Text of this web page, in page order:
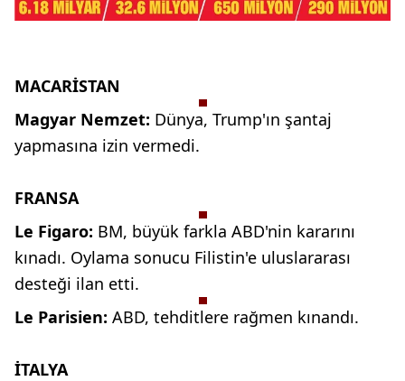
MACARİSTAN
Magyar Nemzet: Dünya, Trump'ın şantaj
yapmasına izin vermedi.
FRANSA
Le Figaro: BM, büyük farkla ABD'nin kararını
kınadı. Oylama sonucu Filistin'e uluslararası
desteği ilan etti.
Le Parisien: ABD, tehditlere rağmen kınandı.
İTALYA